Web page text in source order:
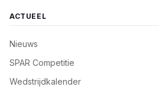
ACTUEEL
Nieuws
SPAR Competitie
Wedstrijdkalender